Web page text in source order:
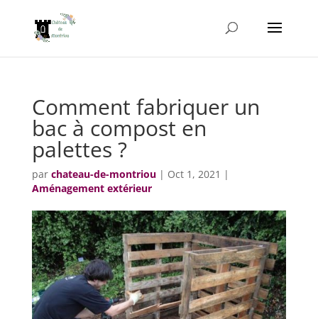
Comment fabriquer un
bac à compost en
palettes ?
par chateau-de-montriou| Oct 1, 2021 |
Aménagement extérieur